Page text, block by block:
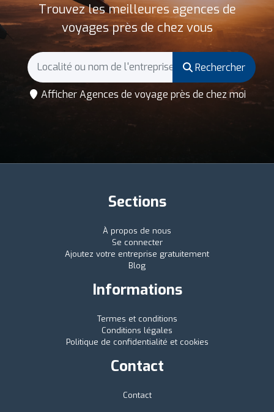
Trouvez les meilleures agences de
voyages près de chez vous
Rechercher
Afficher Agences de voyage près de chez moi
Sections
À propos de nous
Se connecter
Ajoutez votre entreprise gratuitement
Blog
Informations
Termes et conditions
Conditions légales
Politique de confidentialité et cookies
Contact
Contact